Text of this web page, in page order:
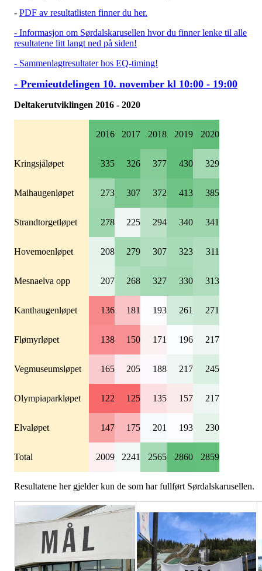
- PDF av resultatlisten finner du her.
- Informasjon om Sørdalskarusellen hvor du finner lenke til alle
resultatene litt langt ned på siden!
- Sammenlagtresultater hos EQ-timing!
- Premieutdelingen 10. november kl 10:00 - 19:00
Deltakerutviklingen 2016 - 2020
2016 2017 2018 2019 2020
Kringsjåløpet 335 326 377 430 329
Maihaugenløpet 273 307 372 413 385
Strandtorgetløpet 278 225 294 340 341
Hovemoenløpet 208 279 307 323 311
Mesnaelva opp 207 268 327 330 313
Kanthaugenløpet 136 181 193 261 271
Flømyrløpet 138 150 171 196 217
Vegmuseumsløpet 165 205 188 217 245
Olympiaparkløpet 122 125 135 157 217
Elvaløpet 147 175 201 193 230
Total 2009 2241 2565 2860 2859
Resultatene her gjelder kun de som har fullført Sørdalskarusellen.